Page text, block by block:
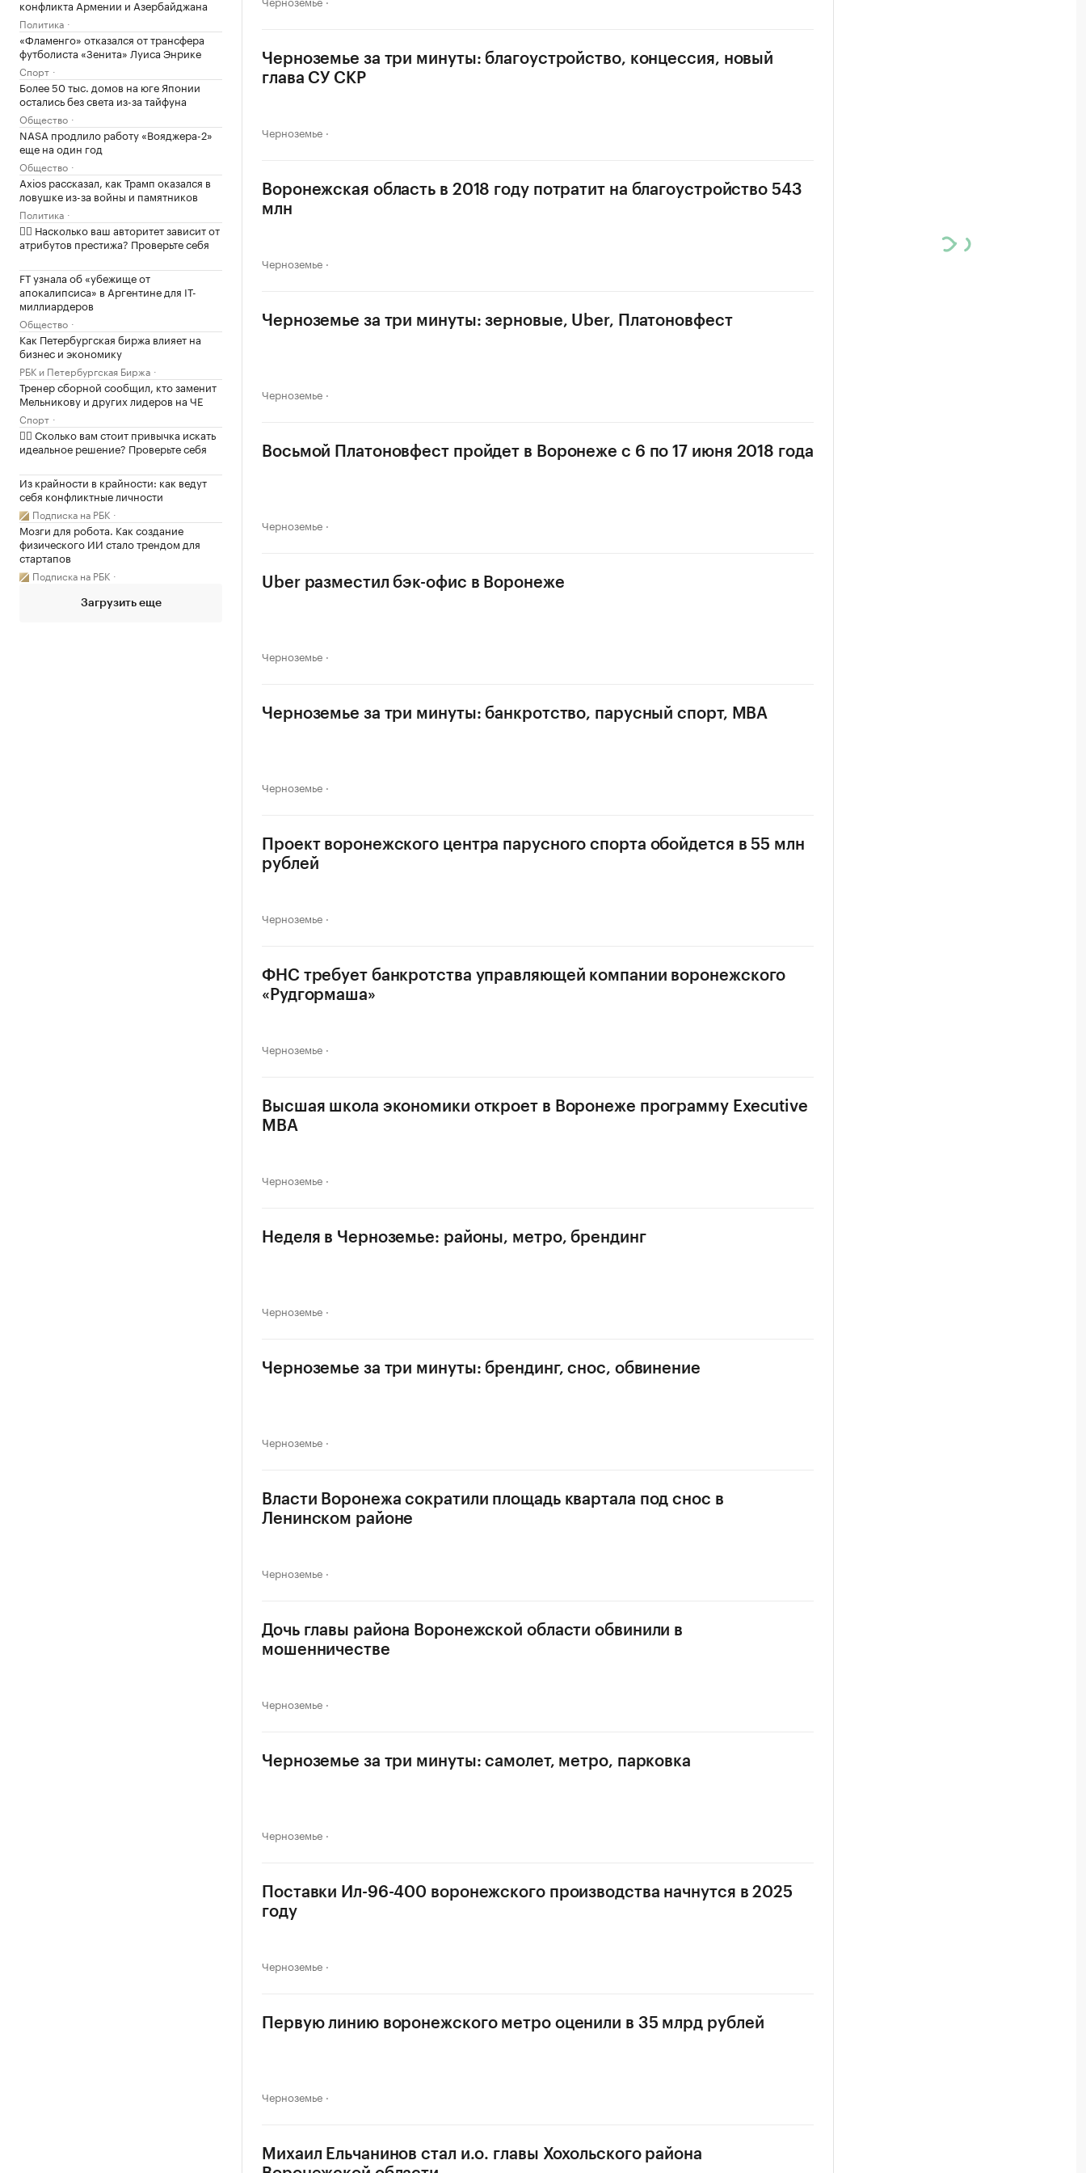
конфликта Армении и Азербайджана
Политика
«Фламенго» отказался от трансфера
футболиста «Зенита» Луиса Энрике
Спорт
Более 50 тыс. домов на юге Японии
остались без света из-за тайфуна
Общество
NASA продлило работу «Вояджера-2»
еще на один год
Общество
Axios рассказал, как Трамп оказался в
ловушке из-за войны и памятников
Политика
✍🏻 Насколько ваш авторитет зависит от
атрибутов престижа? Проверьте себя
FT узнала об «убежище от
апокалипсиса» в Аргентине для IT-
миллиардеров
Общество
Как Петербургская биржа влияет на
бизнес и экономику
РБК и Петербургская Биржа
Тренер сборной сообщил, кто заменит
Мельникову и других лидеров на ЧЕ
Спорт
✍🏻 Сколько вам стоит привычка искать
идеальное решение? Проверьте себя
Из крайности в крайности: как ведут
себя конфликтные личности
Подписка на РБК
Мозги для робота. Как создание
физического ИИ стало трендом для
стартапов
Подписка на РБК
Загрузить еще
Черноземье за три минуты: благоустройство, концессия, новый
глава СУ СКР
Черноземье
Воронежская область в 2018 году потратит на благоустройство 543
млн
Черноземье
Черноземье за три минуты: зерновые, Uber, Платоновфест
Черноземье
Восьмой Платоновфест пройдет в Воронеже с 6 по 17 июня 2018 года
Черноземье
Uber разместил бэк-офис в Воронеже
Черноземье
Черноземье за три минуты: банкротство, парусный спорт, MBA
Черноземье
Проект воронежского центра парусного спорта обойдется в 55 млн
рублей
Черноземье
ФНС требует банкротства управляющей компании воронежского
«Рудгормаша»
Черноземье
Высшая школа экономики откроет в Воронеже программу Executive
MBA
Черноземье
Неделя в Черноземье: районы, метро, брендинг
Черноземье
Черноземье за три минуты: брендинг, снос, обвинение
Черноземье
Власти Воронежа сократили площадь квартала под снос в
Ленинском районе
Черноземье
Дочь главы района Воронежской области обвинили в
мошенничестве
Черноземье
Черноземье за три минуты: самолет, метро, парковка
Черноземье
Поставки Ил-96-400 воронежского производства начнутся в 2025
году
Черноземье
Первую линию воронежского метро оценили в 35 млрд рублей
Черноземье
Михаил Ельчанинов стал и.о. главы Хохольского района